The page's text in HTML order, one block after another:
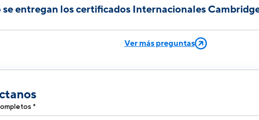
based:6-8 semanas después del examen.
se consigna en el documento COE: Confirmation of Entry, que se
una semana antes de la fecha del examen.
se entregan los certificados Internacionales
de 4 a 6 semanas después de la publicación de los resultados. El
se pondrá en contacto cuando los certificados se encuentren en
Ver más preguntas
*